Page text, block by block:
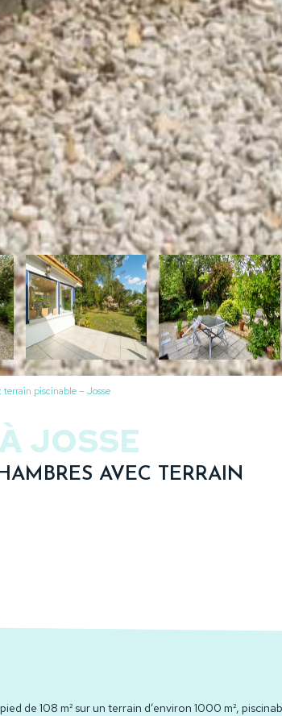
piscinable – Josse
JOSSE
AVEC TERRAIN
de 108 m² sur un terrain d’environ 1000 m²,